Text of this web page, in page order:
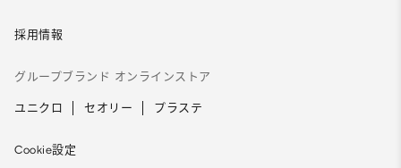
採用情報
グループブランド オンラインストア
ユニクロ セオリー プラステ
Cookie設定